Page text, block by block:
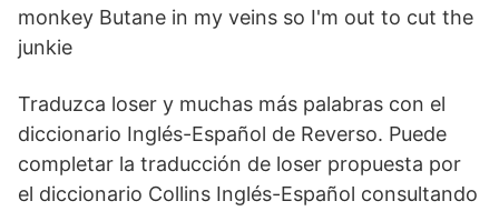
monkey Butane in my veins so I'm out to cut the
junkie
Traduzca loser y muchas más palabras con el
diccionario Inglés-Español de Reverso. Puede
completar la traducción de loser propuesta por
el diccionario Collins Inglés-Español consultando